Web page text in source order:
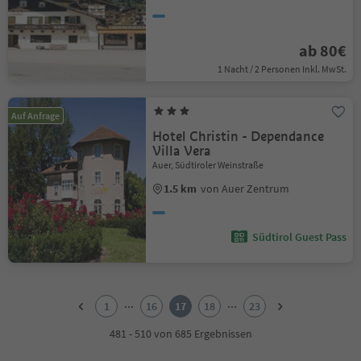
ab 80€
1 Nacht / 2 Personen Inkl. MwSt.
Auf Anfrage
Hotel Christin - Dependance
Villa Vera
Auer, Südtiroler Weinstraße
1.5 km von Auer Zentrum
Südtirol Guest Pass
1 ... 16 17 18 ...
23
481 - 510 von 685 Ergebnissen